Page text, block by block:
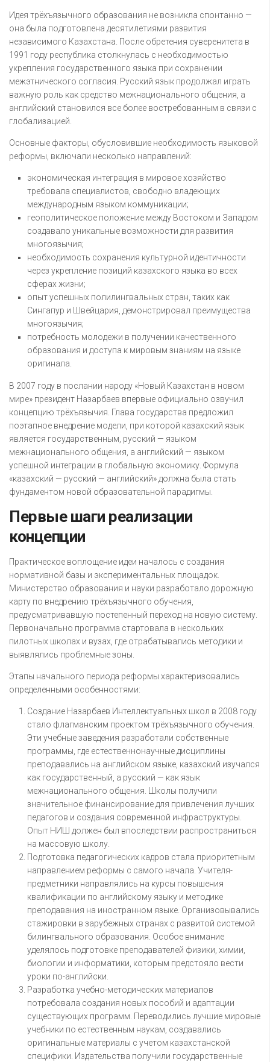
Идея трёхъязычного образования не возникла спонтанно —
она была подготовлена десятилетиями развития
независимого Казахстана. После обретения суверенитета в
1991 году республика столкнулась с необходимостью
укрепления государственного языка при сохранении
межэтнического согласия. Русский язык продолжал играть
важную роль как средство межнационального общения, а
английский становился все более востребованным в связи с
глобализацией.
Основные факторы, обусловившие необходимость языковой
реформы, включали несколько направлений:
экономическая интеграция в мировое хозяйство
требовала специалистов, свободно владеющих
международным языком коммуникации;
геополитическое положение между Востоком и Западом
создавало уникальные возможности для развития
многоязычия;
необходимость сохранения культурной идентичности
через укрепление позиций казахского языка во всех
сферах жизни;
опыт успешных полилингвальных стран, таких как
Сингапур и Швейцария, демонстрировал преимущества
многоязычия;
потребность молодежи в получении качественного
образования и доступа к мировым знаниям на языке
оригинала.
В 2007 году в послании народу «Новый Казахстан в новом
мире» президент Назарбаев впервые официально озвучил
концепцию трёхъязычия. Глава государства предложил
поэтапное внедрение модели, при которой казахский язык
является государственным, русский — языком
межнационального общения, а английский — языком
успешной интеграции в глобальную экономику. Формула
«казахский — русский — английский» должна была стать
фундаментом новой образовательной парадигмы.
Первые шаги реализации
концепции
Практическое воплощение идеи началось с создания
нормативной базы и экспериментальных площадок.
Министерство образования и науки разработало дорожную
карту по внедрению трёхъязычного обучения,
предусматривавшую постепенный переход на новую систему.
Первоначально программа стартовала в нескольких
пилотных школах и вузах, где отрабатывались методики и
выявлялись проблемные зоны.
Этапы начального периода реформы характеризовались
определенными особенностями:
Создание Назарбаев Интеллектуальных школ в 2008 году
стало флагманским проектом трёхъязычного обучения.
Эти учебные заведения разработали собственные
программы, где естественнонаучные дисциплины
преподавались на английском языке, казахский изучался
как государственный, а русский — как язык
межнационального общения. Школы получили
значительное финансирование для привлечения лучших
педагогов и создания современной инфраструктуры.
Опыт НИШ должен был впоследствии распространиться
на массовую школу.
Подготовка педагогических кадров стала приоритетным
направлением реформы с самого начала. Учителя-
предметники направлялись на курсы повышения
квалификации по английскому языку и методике
преподавания на иностранном языке. Организовывались
стажировки в зарубежных странах с развитой системой
билингвального образования. Особое внимание
уделялось подготовке преподавателей физики, химии,
биологии и информатики, которым предстояло вести
уроки по-английски.
Разработка учебно-методических материалов
потребовала создания новых пособий и адаптации
существующих программ. Переводились лучшие мировые
учебники по естественным наукам, создавались
оригинальные материалы с учетом казахстанской
специфики. Издательства получили государственные